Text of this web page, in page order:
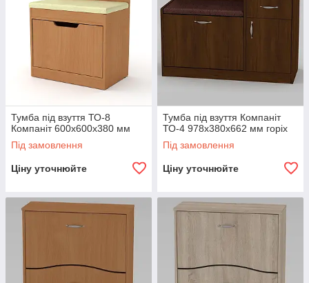
Тумба під взуття ТО-8
Компаніт 600х600х380 мм
Під замовлення
Ціну уточнюйте
Тумба під взуття Компаніт
ТО-4 978х380х662 мм горіх
Під замовлення
Ціну уточнюйте